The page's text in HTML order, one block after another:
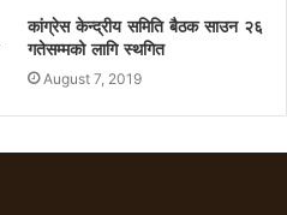
कांग्रेस केन्द्रीय समिति बैठक साउन २६
गतेसम्मको लागि स्थगित
August 7, 2019